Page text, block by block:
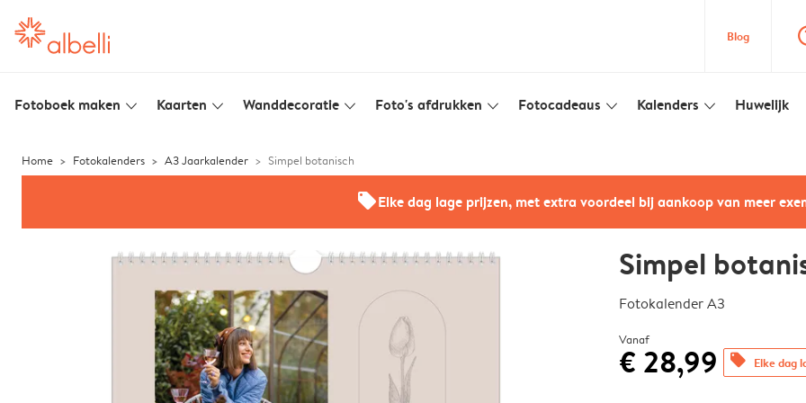
Blog
Fotoboek maken slim_arrow_down Kaarten slim_arrow_down Wanddecoratie slim_arrow_down Foto's afdrukken slim_arrow_down Fotocadeaus slim_arrow_down Kalenders slim_arrow_down Huwelijk
Home Fotokalenders A3 Jaarkalender Simpel botanisch
offersElke dag lage prijzen, met extra voordeel bij aankoop van meer
Simpel
Fotokalender A3
Vanaf
€ 28,99 offers Elke dag